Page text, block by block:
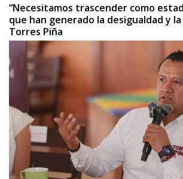
“Necesitamos trascender como
que han generado la desigualdad y
Torres Piña